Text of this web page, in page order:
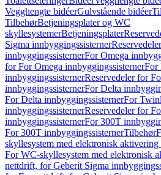
Vegghengte bidéerGulvstående bidéer
TilbehørBetjeningsplater og WC
skyllesystemerBetjeningsplater
Sigma innbyggingssisterner
innbyggingssisternerFor Omega
for For Omega innbyggingssisternerFor
innbyggingssisternerReservedeler for
innbyggingssisternerFor Delta
For Delta innbyggingssisternerFor
innbyggingssisternerReservedeler for
innbyggingssisternerFor 300T
For 300T innbyggingssisternerTilbehør
skyllesystem med elektronisk
For WC-skyllesystem med elektronisk
nettdrift, for Geberit Sigma